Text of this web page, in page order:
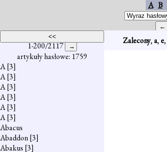
A B
1-200/2117
artykuły hasłowe: 1759
A[3]
A[3]
A[3]
A[3]
A[3]
A[3]
Abacus
Abaddon[3]
Abakus [3]
Zalecony,a,e,